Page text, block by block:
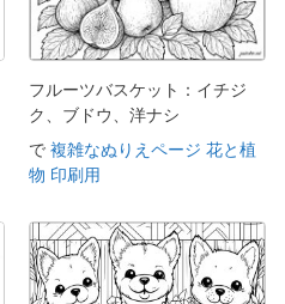
フルーツバスケット：イチジ
ク、ブドウ、洋ナシ
で 複雑なぬりえページ 花と植
物 印刷用